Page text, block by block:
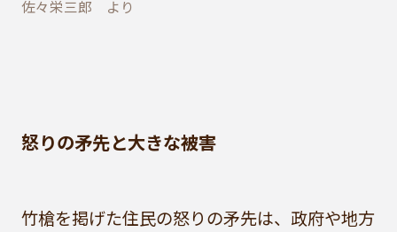
佐々栄三郎 より
怒りの矛先と大きな被害
竹槍を掲げた住民の怒りの矛先は、政府や地方